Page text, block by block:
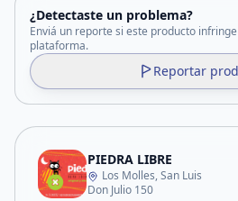
¿Detectaste un problema?
Enviá un reporte si este producto
plataforma.
Reportar
PIEDRA LIBRE
Los Molles, San Luis
Don Julio 150